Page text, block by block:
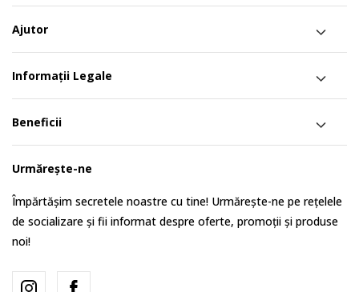
Ajutor
Informații Legale
Beneficii
Urmărește-ne
Împărtășim secretele noastre cu tine! Urmărește-ne pe rețelele
de socializare și fii informat despre oferte, promoții și produse
noi!